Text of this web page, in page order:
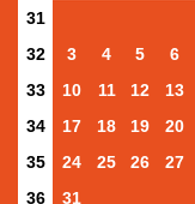
31
32
3 4 5 6
33
10 11 12 13
34
17 18 19 20
35
24 25 26 27
36
31